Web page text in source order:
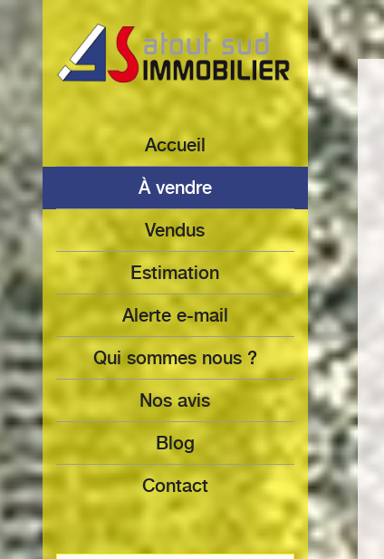
Accueil
à vendre
Vendus
Estimation
Alerte e-mail
Qui sommes nous ?
Nos avis
Blog
Contact